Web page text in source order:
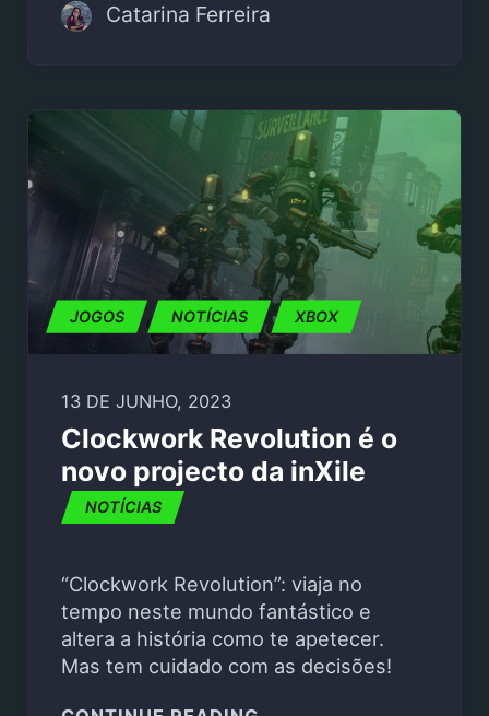
Catarina Ferreira
JOGOS NOTÍCIAS XBOX
13 DE JUNHO, 2023
Clockwork Revolution é o
novo projecto da inXile
NOTÍCIAS
“Clockwork Revolution”: viaja no
tempo neste mundo fantástico e
altera a história como te apetecer.
Mas tem cuidado com as decisões!